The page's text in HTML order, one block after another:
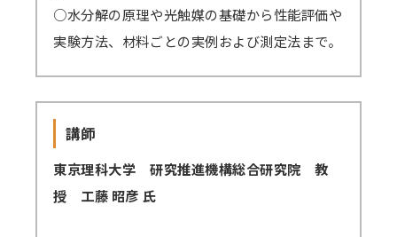
コラム・取材
FAQ/問い合わせ先
お申し込み・振込要領
○水分解の原理や光触媒の基礎から性能評価や
実験方法、材料ごとの実例および測定法まで。
講師
東京理科大学 研究推進機構総合研究院 教
授 工藤 昭彦 氏